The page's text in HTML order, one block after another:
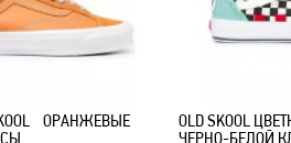
ОРАНЖЕВЫЕ
OLD SKOOL